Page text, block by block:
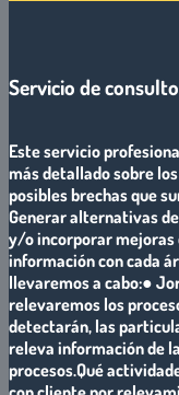
Servicio de
Este servicio
más detallado sobre
posibles brechas que
Generar alternativas
y/o incorporar mejoras
información con cada
llevaremos a cabo:●
relevaremos los
detectarán, las
releva información de
procesos.Qué